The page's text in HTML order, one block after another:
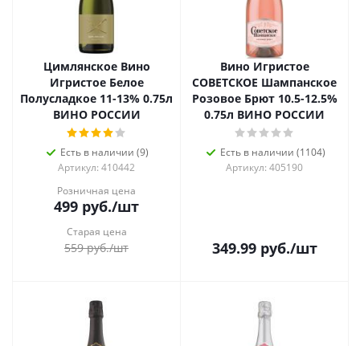
Цимлянское Вино
Игристое Белое
Полусладкое 11-13% 0.75л
ВИНО РОССИИ
Есть в наличии (9)
Артикул: 410442
Розничная цена
499 руб./шт
Старая цена
559руб./шт
Вино Игристое
СОВЕТСКОЕ Шампанское
Розовое Брют 10.5-12.5%
0.75л ВИНО РОССИИ
Есть в наличии (1104)
Артикул: 405190
349.99руб./шт